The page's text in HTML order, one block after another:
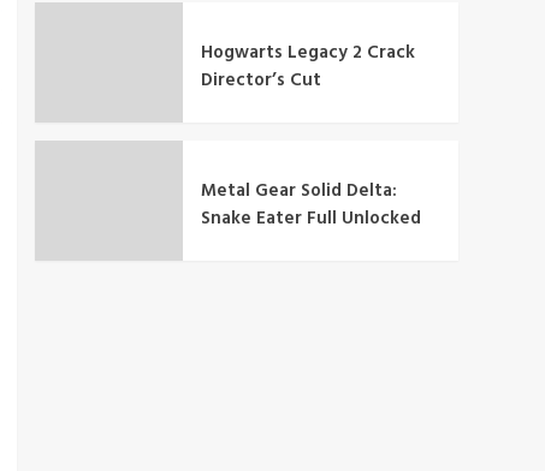
Hogwarts Legacy 2 Crack
Director’s Cut
Metal Gear Solid Delta:
Snake Eater Full Unlocked